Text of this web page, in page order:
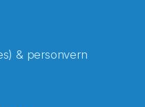
& personvern